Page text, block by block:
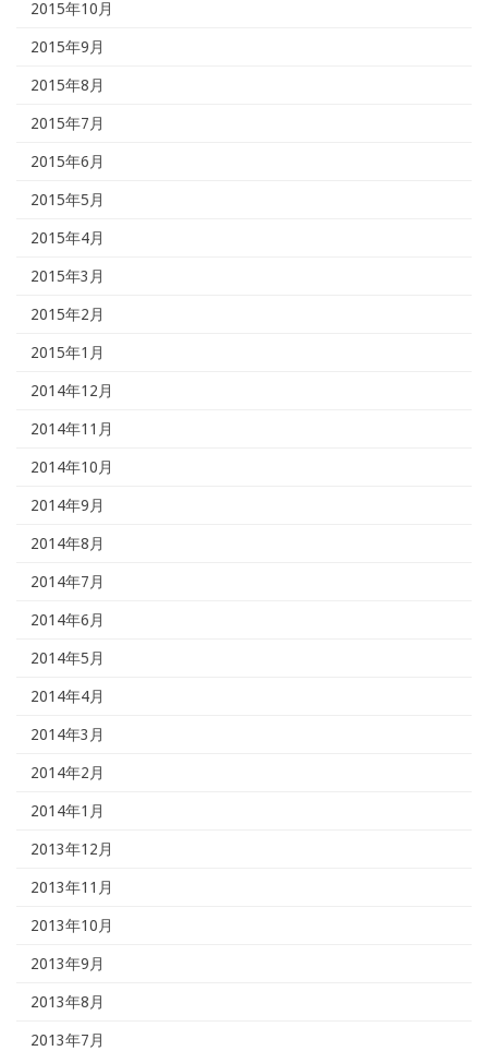
2015年10月
2015年9月
2015年8月
2015年7月
2015年6月
2015年5月
2015年4月
2015年3月
2015年2月
2015年1月
2014年12月
2014年11月
2014年10月
2014年9月
2014年8月
2014年7月
2014年6月
2014年5月
2014年4月
2014年3月
2014年2月
2014年1月
2013年12月
2013年11月
2013年10月
2013年9月
2013年8月
2013年7月